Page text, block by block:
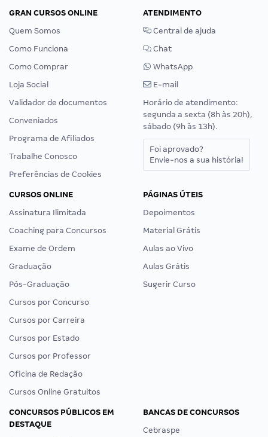
GRAN CURSOS ONLINE
Quem Somos
Como Funciona
Como Comprar
Loja Social
Validador de documentos
Conveniados
Programa de Afiliados
Trabalhe Conosco
Preferências de Cookies
ATENDIMENTO
Central de ajuda
Chat
WhatsApp
E-mail
Horário de atendimento:
segunda a sexta (8h às 20h),
sábado (9h às 13h).
Foi aprovado?
Envie-nos a sua história!
CURSOS ONLINE
Assinatura Ilimitada
Coaching para Concursos
Exame de Ordem
Graduação
Pós-Graduação
Cursos por Concurso
Cursos por Carreira
Cursos por Estado
Cursos por Professor
Oficina de Redação
Cursos Online Gratuitos
PÁGINAS ÚTEIS
Depoimentos
Material Grátis
Aulas ao Vivo
Aulas Grátis
Sugerir Curso
CONCURSOS PÚBLICOS EM
DESTAQUE
BANCAS DE CONCURSOS
Cebraspe